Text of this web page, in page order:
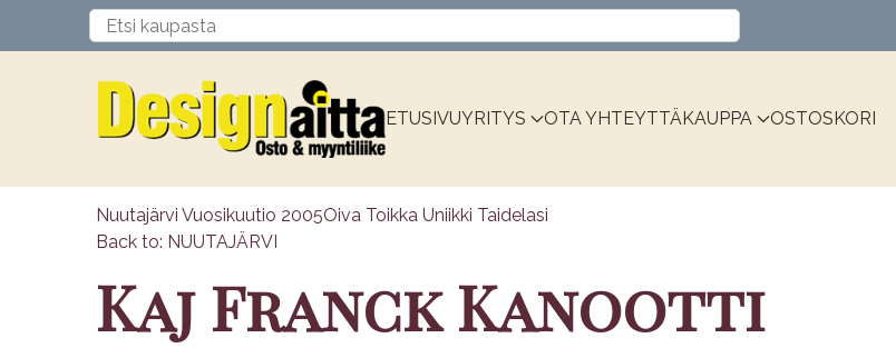
ETUSIVUYRITYS OTA YHTEYTTÄKAUPPA OSTOSKORI
Nuutajärvi Vuosikuutio 2005Oiva Toikka Uniikki Taidelasi
Back to: NUUTAJÄRVI
Kaj Franck Kanootti